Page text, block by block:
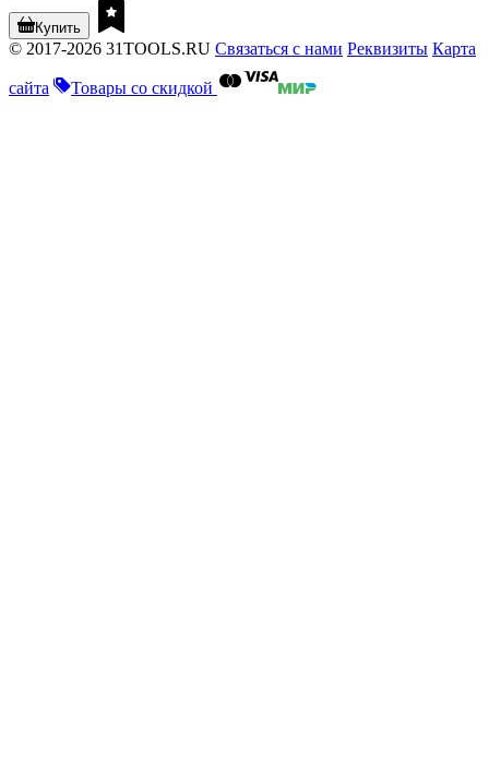
Купить
© 2017-2026 31TOOLS.RU Связаться с нами Реквизиты Карта
сайта Товары со скидкой